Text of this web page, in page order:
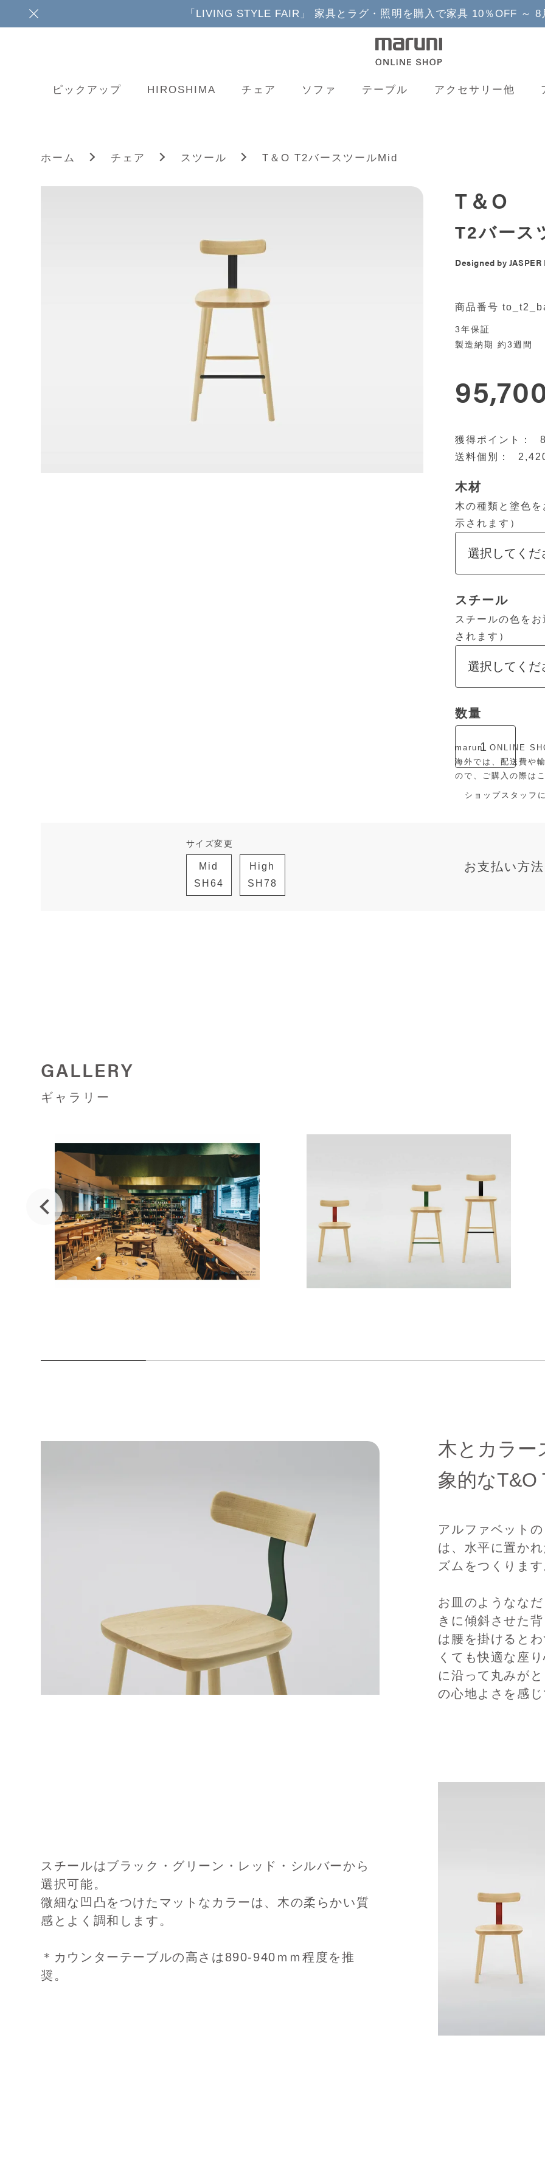
「LIVING STYLE FAIR」 家具とラグ・照明を購入で家具 10％OFF ～ 8
ピックアップ HIROSHIMA チェア ソファ テーブル アクセサリー他
ホーム チェア スツール T＆O T2バースツールMid
T＆O
T2バース
Designed by
商品番号
3年保証
製造納期 約3週間
木材
木の種類と塗色
示されます）
スチール
スチールの色を
されます）
maruni ONLINE
海外では、配送費や
ので、ご購入の際は
ショップスタッフ
サイズ変更
Mid
SH64
High
SH78
お支払い方
GALLERY
ギャラリー
木とカラー
象的なT&O
アルファベット
は、水平に置か
ズムをつくりま
お皿のようなな
きに傾斜させた
は腰を掛けると
くても快適な座
に沿って丸みが
の心地よさを感
スチールはブラック・グリーン・レッド・シルバーから
選択可能。
微細な凹凸をつけたマットなカラーは、木の柔らかい質
感とよく調和します。
＊カウンターテーブルの高さは890-940ｍｍ程度を推
奨。